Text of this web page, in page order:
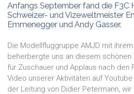
Anfangs September fand die F3C
Schweizer- und Vizeweltmeister
Emmenegger und Andy Gasser.
Die Modellfluggruppe AMJD mit
beherbergte uns an diesem
für Zuschauer und Applaus nach
Video unserer Aktivitäten auf
der Leitung von Didier Petermann,